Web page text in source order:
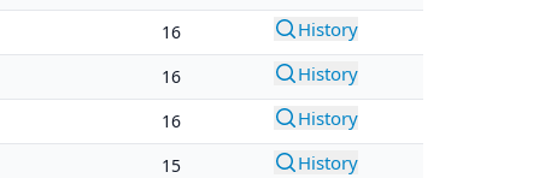
16 History
16 History
16 History
15 History